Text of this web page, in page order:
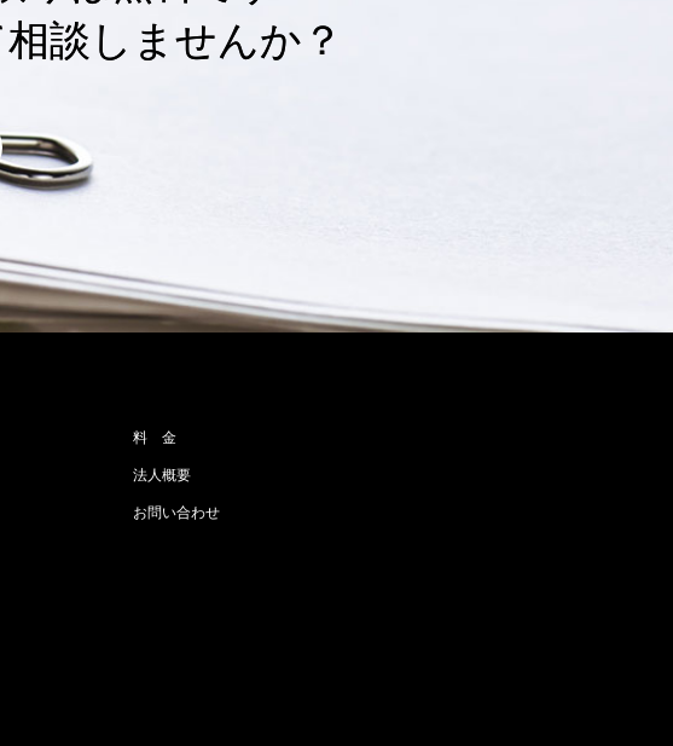
談しませんか？
料 金
法人概要
お問い合わせ